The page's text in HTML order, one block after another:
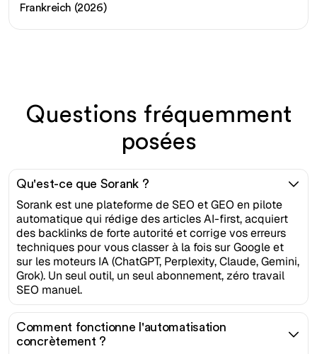
Frankreich (2026)
Questions fréquemment
posées
Qu'est-ce que Sorank ?
Sorank est une plateforme de SEO et GEO en pilote
automatique qui rédige des articles AI-first, acquiert
des backlinks de forte autorité et corrige vos erreurs
techniques pour vous classer à la fois sur Google et
sur les moteurs IA (ChatGPT, Perplexity, Claude, Gemini,
Grok). Un seul outil, un seul abonnement, zéro travail
SEO manuel.
Comment fonctionne l'automatisation
concrètement ?